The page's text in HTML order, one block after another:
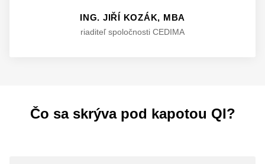
ING. JIŘÍ KOZÁK, MBA
riaditeľ spoločnosti CEDIMA
Čo sa skrýva pod kapotou QI?